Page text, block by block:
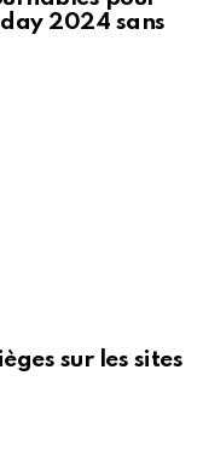
2024 sans
sur les sites